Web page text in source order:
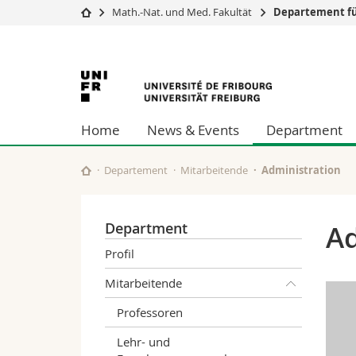
Studium
Campus
Universität
Weiterbildung
Theologische
Philosophische
Fak. für
Math.-Nat. und
Math.-Nat. und Med. Fakultät Departement
Universität
Freiburg
Home News & Events Department
Departement Mitarbeitende Administration
Department
Profil
Mitarbeitende
Professoren
Lehr- und